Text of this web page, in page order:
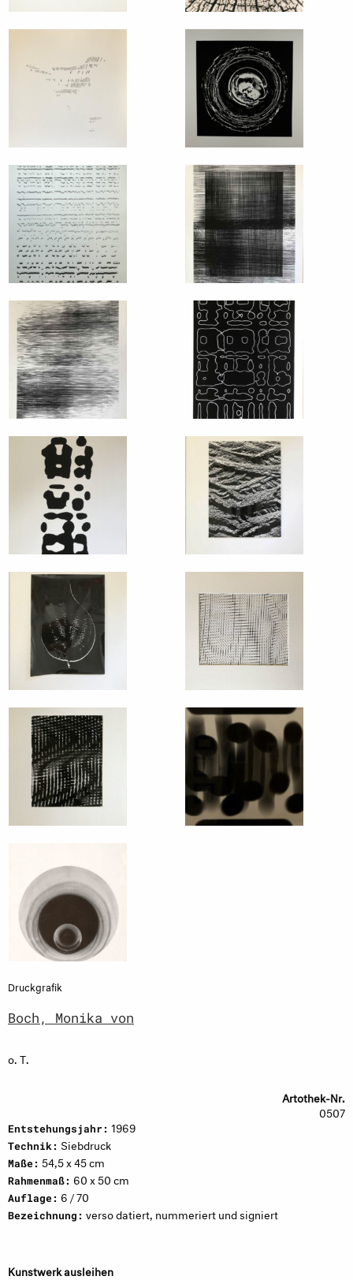
Druckgrafik
Boch, Monika von
o. T.
Artothek-Nr.
0507
Entstehungsjahr: 1969
Technik: Siebdruck
Maße: 54,5 x 45 cm
Rahmenmaß: 60 x 50 cm
Auflage: 6 / 70
Bezeichnung: verso datiert, nummeriert und signiert
Kunstwerk ausleihen